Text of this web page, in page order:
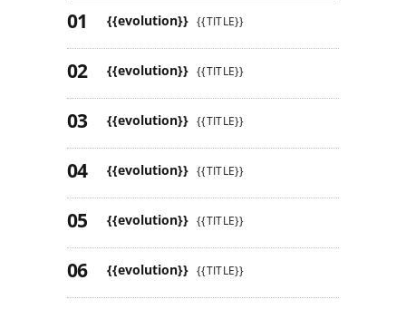
{{evolution}} {{TITLE}}
{{evolution}} {{TITLE}}
{{evolution}} {{TITLE}}
{{evolution}} {{TITLE}}
{{evolution}} {{TITLE}}
{{evolution}} {{TITLE}}